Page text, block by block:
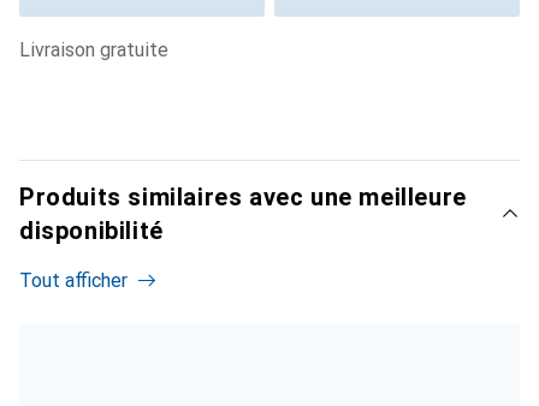
livraison gratuite
Produits similaires avec une meilleure
disponibilité
Tout afficher